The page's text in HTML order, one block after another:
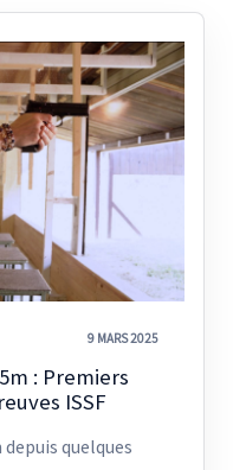
9 MARS 2025
: Premiers
ISSF
quelques